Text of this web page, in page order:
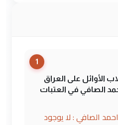
1
الأوائل على العراق
الصافي في العتبات
الصافي : لا يوجود